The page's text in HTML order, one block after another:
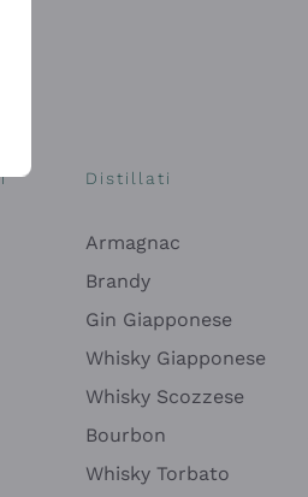
Distillati
Armagnac
Brandy
Gin Giapponese
Whisky Giapponese
Whisky Scozzese
Bourbon
Whisky Torbato